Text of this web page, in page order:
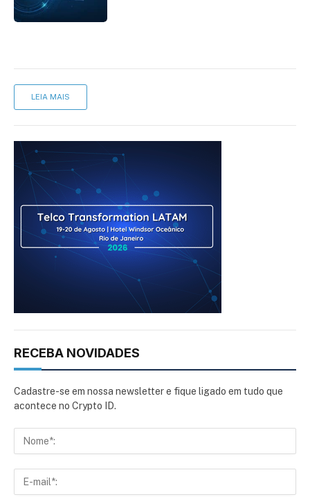
LEIA MAIS
RECEBA NOVIDADES
Cadastre-se em nossa newsletter e fique ligado em tudo que
acontece no Crypto ID.